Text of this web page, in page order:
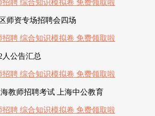
师资专场招聘会四场
人公告汇总
教师招聘考试 上海中公教育